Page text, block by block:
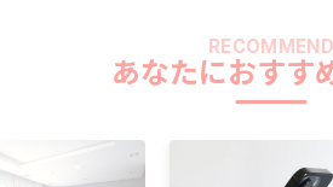
RECOMMEND
あなたにおすす